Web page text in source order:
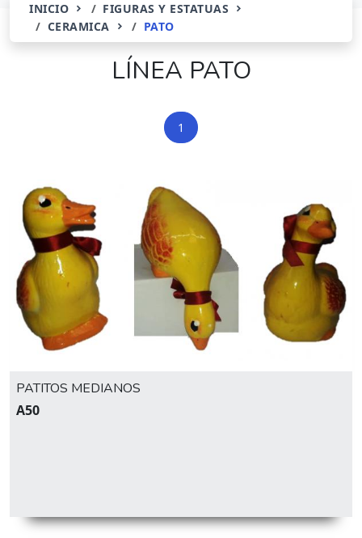
INICIO
FIGURAS Y ESTATUAS
CERAMICA
PATO
LÍNEA PATO
1
PATITOS MEDIANOS
A50